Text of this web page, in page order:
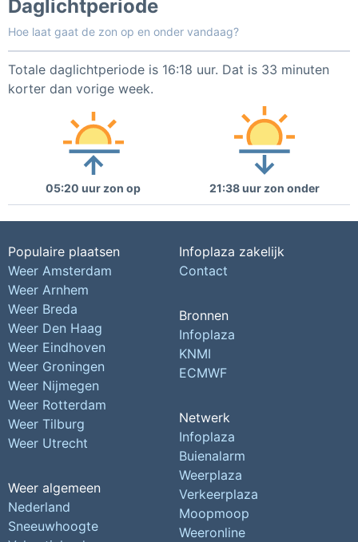
Daglichtperiode
Hoe laat gaat de zon op en onder vandaag?
Totale daglichtperiode is 16:18 uur. Dat is 33 minuten
korter dan vorige week.
05:20 uur zon op 21:38 uur zon onder
Populaire plaatsen
Weer Amsterdam
Weer Arnhem
Weer Breda
Weer Den Haag
Weer Eindhoven
Weer Groningen
Weer Nijmegen
Weer Rotterdam
Weer Tilburg
Weer Utrecht
Weer algemeen
Nederland
Sneeuwhoogte
Infoplaza zakelijk
Contact
Bronnen
Infoplaza
KNMI
ECMWF
Netwerk
Infoplaza
Buienalarm
Weerplaza
Verkeerplaza
Moopmoop
Weeronline